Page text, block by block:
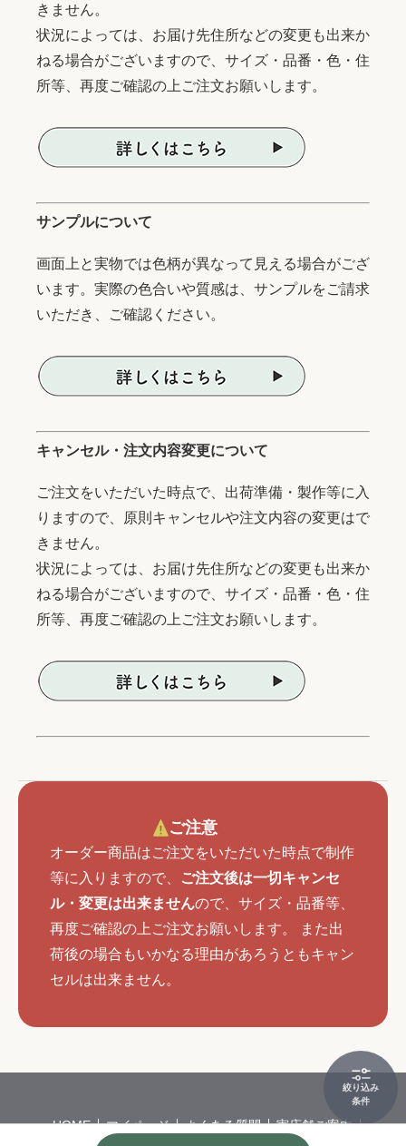
絞り込み
条件
きません。
状況によっては、お届け先住所などの変更も出来か
ねる場合がございますので、サイズ・品番・色・住
所等、再度ご確認の上ご注文お願いします。
サンプルについて
画面上と実物では色柄が異なって見える場合がござ
います。実際の色合いや質感は、サンプルをご請求
いただき、ご確認ください。
キャンセル・注文内容変更について
ご注文をいただいた時点で、出荷準備・製作等に入
りますので、原則キャンセルや注文内容の変更はで
きません。
状況によっては、お届け先住所などの変更も出来か
ねる場合がございますので、サイズ・品番・色・住
所等、再度ご確認の上ご注文お願いします。
ご注意
オーダー商品はご注文をいただいた時点で制作
等に入りますので、
ご注文後は一切キャンセ
ル・変更は出来ませんので、サイズ・品番等、
再度ご確認の上ご注文お願いします。 また出
荷後の場合もいかなる理由があろうともキャン
セルは出来ません。
HOME マイページ よくある質問
実店舗ご案内
会社概要
特定商取引 個人情報保護方針